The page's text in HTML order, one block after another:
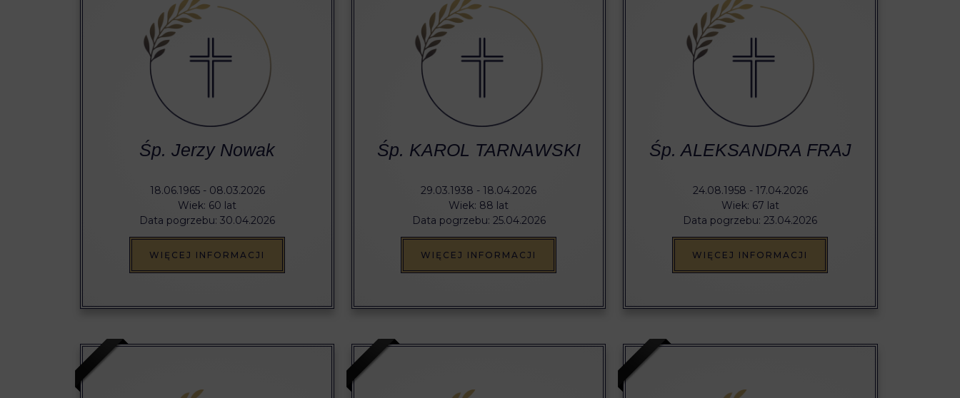
Śp. Jerzy Nowak
18.06.1965 - 08.03.2026
Wiek: 60 lat
Data pogrzebu: 30.04.2026
WIĘCEJ INFORMACJI
Śp. KAROL TARNAWSKI
29.03.1938 - 18.04.2026
Wiek: 88 lat
Data pogrzebu: 25.04.2026
WIĘCEJ INFORMACJI
Śp. ALEKSANDRA FRAJ
24.08.1958 - 17.04.2026
Wiek: 67 lat
Data pogrzebu: 23.04.2026
WIĘCEJ INFORMACJI